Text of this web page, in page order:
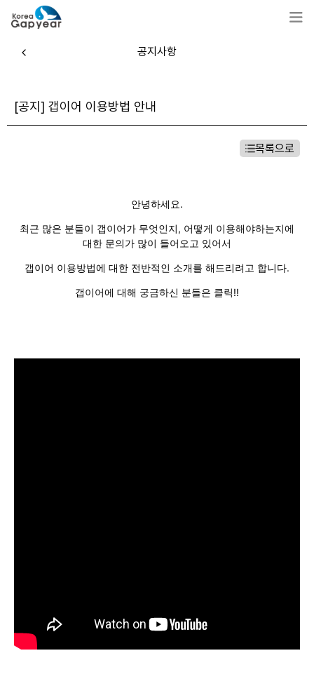
공지사항
[공지] 갭이어 이용방법 안내
목록으로
안녕하세요.
최근 많은 분들이 갭이어가 무엇인지, 어떻게 이용해야하는지에
대한 문의가 많이 들어오고 있어서
갭이어 이용방법에 대한 전반적인 소개를 해드리려고 합니다.
갭이어에 대해 궁금하신 분들은 클릭!!